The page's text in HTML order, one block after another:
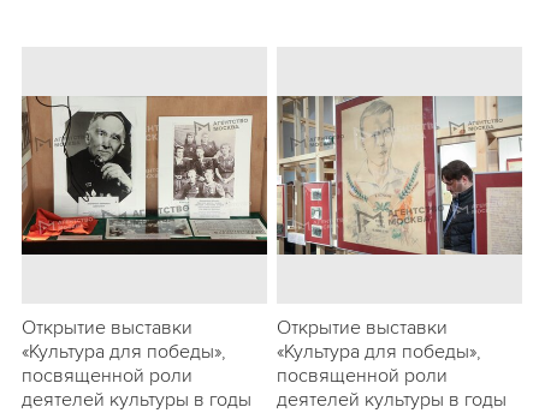
Открытие выставки
«Культура для победы»,
посвященной роли
деятелей культуры в годы
Открытие выставки
«Культура для победы»,
посвященной роли
деятелей культуры в годы